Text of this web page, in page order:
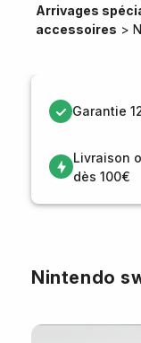
Arrivages
accessoires >
Garantie
Livraison
dès 100€
Nintendo